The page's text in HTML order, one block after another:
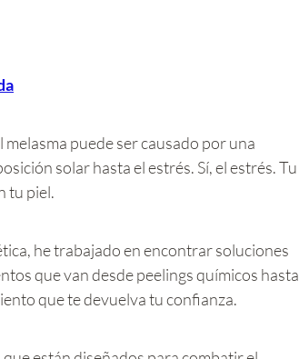
puede ser causado por una
solar hasta el estrés. Sí, el estrés. Tu
tu piel.
he trabajado en encontrar soluciones
que van desde peelings químicos hasta
que te devuelva tu confianza.